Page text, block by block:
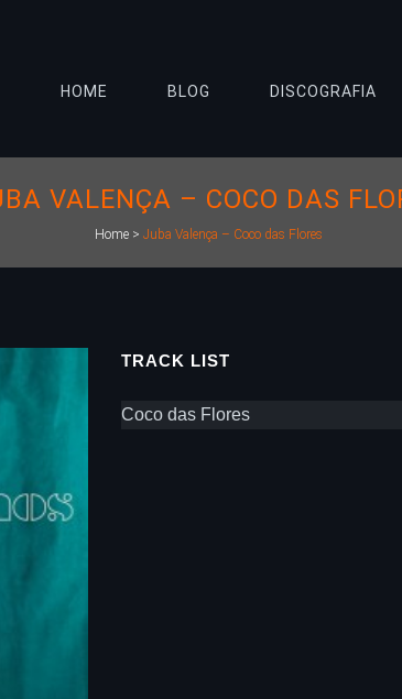
HOME BLOG DISCOGRAFIA
VALENÇA – COCO DAS
Home> Juba Valença – Coco das Flores
TRACK LIST
Coco das Flores